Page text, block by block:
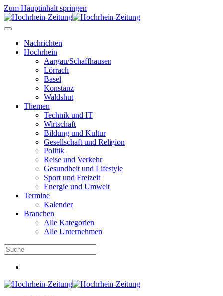
Zum Hauptinhalt springen
Nachrichten
Hochrhein
Aargau/Schaffhausen
Lörrach
Basel
Konstanz
Waldshut
Themen
Technik und IT
Wirtschaft
Bildung und Kultur
Gesellschaft und Religion
Politik
Reise und Verkehr
Gesundheit und Lifestyle
Sport und Freizeit
Energie und Umwelt
Termine
Kalender
Branchen
Alle Kategorien
Alle Unternehmen